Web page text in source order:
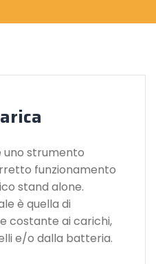
uno strumento
funzionamento
stand alone.
è quella di
costante ai carichi,
e/o dalla batteria.